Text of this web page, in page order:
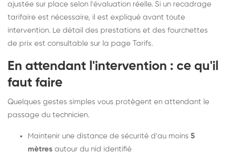
ajustée sur place selon l'évaluation réelle. Si un recadrage
tarifaire est nécessaire, il est expliqué avant toute
intervention. Le détail des prestations et des fourchettes
de prix est consultable sur la page Tarifs.
En attendant l'intervention : ce qu'il
faut faire
Quelques gestes simples vous protègent en attendant le
passage du technicien.
Maintenir une distance de sécurité d'au moins 5
mètres autour du nid identifié